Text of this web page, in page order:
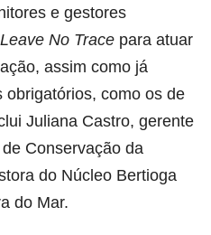
e gestores
Leave No Trace para atuar
assim como já
obrigatórios, como os de
Juliana Castro, gerente
Conservação da
do Núcleo Bertioga
do Mar.